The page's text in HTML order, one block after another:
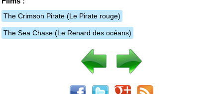
The Crimson Pirate (Le Pirate rouge)
The Sea Chase (Le Renard des océans)